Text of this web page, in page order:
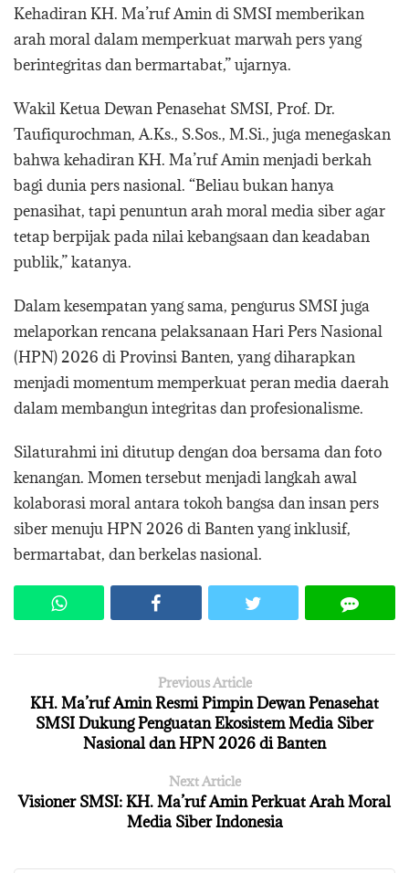
Kehadiran KH. Ma’ruf Amin di SMSI memberikan
arah moral dalam memperkuat marwah pers yang
berintegritas dan bermartabat,” ujarnya.
Wakil Ketua Dewan Penasehat SMSI, Prof. Dr.
Taufiqurochman, A.Ks., S.Sos., M.Si., juga menegaskan
bahwa kehadiran KH. Ma’ruf Amin menjadi berkah
bagi dunia pers nasional. “Beliau bukan hanya
penasihat, tapi penuntun arah moral media siber agar
tetap berpijak pada nilai kebangsaan dan keadaban
publik,” katanya.
Dalam kesempatan yang sama, pengurus SMSI juga
melaporkan rencana pelaksanaan Hari Pers Nasional
(HPN) 2026 di Provinsi Banten, yang diharapkan
menjadi momentum memperkuat peran media daerah
dalam membangun integritas dan profesionalisme.
Silaturahmi ini ditutup dengan doa bersama dan foto
kenangan. Momen tersebut menjadi langkah awal
kolaborasi moral antara tokoh bangsa dan insan pers
siber menuju HPN 2026 di Banten yang inklusif,
bermartabat, dan berkelas nasional.
Previous Article
KH. Ma’ruf Amin Resmi Pimpin Dewan Penasehat
SMSI Dukung Penguatan Ekosistem Media Siber
Nasional dan HPN 2026 di Banten
Next Article
Visioner SMSI: KH. Ma’ruf Amin Perkuat Arah Moral
Media Siber Indonesia